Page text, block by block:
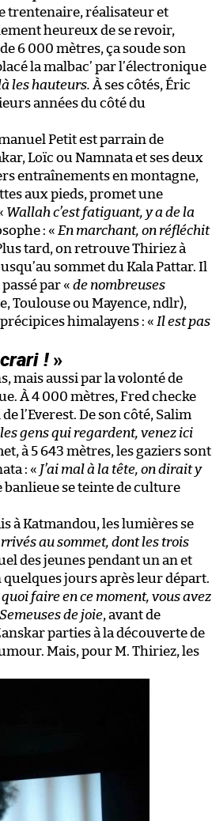
trentenaire, réalisateur et
heureux de se revoir,
6 000 mètres, ça soude son
la malbac’ par l’électronique
les hauteurs. À ses côtés, Éric
années du côté du
Petit est parrain de
Loïc ou Namnata et ses deux
entraînements en montagne,
aux pieds, promet une
Wallah c’est fatiguant, y a de la
: « En marchant, on réfléchit
tard, on retrouve Thiriez à
sommet du Kala Pattar. Il
par « de nombreuses
Toulouse ou Mayence, ndlr),
himalayens : « Il est pas
!»
mais aussi par la volonté de
À 4 000 mètres, Fred checke
l’Everest. De son côté, Salim
gens qui regardent, venez ici
à 5 643 mètres, les gaziers sont
: « J’ai mal à la tête, on dirait y
banlieue se teinte de culture
à Katmandou, les lumières se
au sommet, dont les trois
des jeunes pendant un an et
jours après leur départ.
quoi faire en ce moment, vous avez
Semeuses de joie, avant de
parties à la découverte de
Mais, pour M. Thiriez, les